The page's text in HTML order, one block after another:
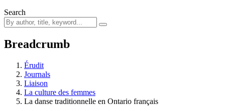
Search
Breadcrumb
Érudit
Journals
Liaison
La culture des femmes
La danse traditionnelle en Ontario français